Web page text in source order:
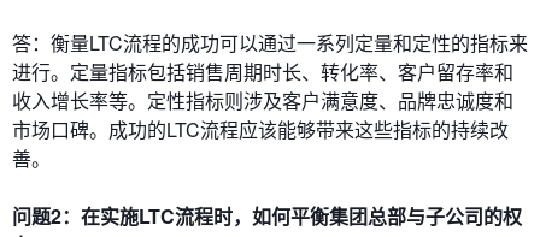
答：衡量LTC流程的成功可以通过一系列定量和定性的指标来
进行。定量指标包括销售周期时长、转化率、客户留存率和
收入增长率等。定性指标则涉及客户满意度、品牌忠诚度和
市场口碑。成功的LTC流程应该能够带来这些指标的持续改
善。
问题2：在实施LTC流程时，如何平衡集团总部与子公司的权